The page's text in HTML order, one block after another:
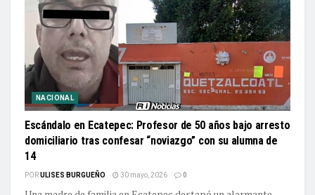
NACIONAL
Escándalo en Ecatepec: Profesor de 50 años bajo arresto
domiciliario tras confesar “noviazgo” con su alumna de
14
PORULISES BURGUEÑO 30 mayo, 2026 0